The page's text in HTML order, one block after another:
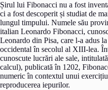
Șirul lui Fibonacci nu a fost
ci a fost descoperit și studiat de
lungul timpului. Numele său
italian Leonardo Fibonacci,
Leonardo din Pisa, care l-a adus
occidental în secolul al XIII-lea.
cunoscute lucrări ale sale,
calcul), publicată în 1202,
numeric în contextul unui
reproducerea iepurilor.